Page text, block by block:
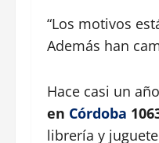
“Los motivos
Además han
Hace casi un
en Córdoba
librería y